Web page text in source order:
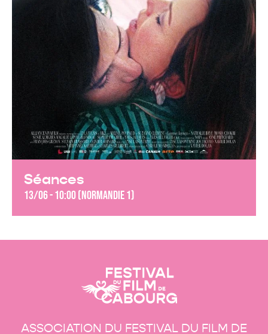
Séances
13/06 - 10:00 (Normandie 1)
ASSOCIATION DU FESTIVAL DU FILM DE